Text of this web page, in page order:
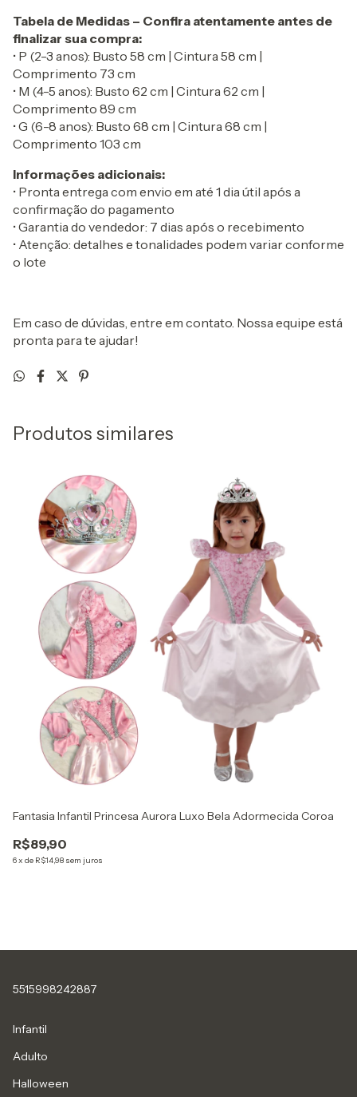
Tabela de Medidas – Confira atentamente antes de
finalizar sua compra:
• P (2-3 anos): Busto 58 cm | Cintura 58 cm |
Comprimento 73 cm
• M (4-5 anos): Busto 62 cm | Cintura 62 cm |
Comprimento 89 cm
• G (6-8 anos): Busto 68 cm | Cintura 68 cm |
Comprimento 103 cm
Informações adicionais:
• Pronta entrega com envio em até 1 dia útil após a
confirmação do pagamento
• Garantia do vendedor: 7 dias após o recebimento
• Atenção: detalhes e tonalidades podem variar conforme
o lote
Em caso de dúvidas, entre em contato. Nossa equipe está
pronta para te ajudar!
Produtos similares
Fantasia Infantil Princesa Aurora Luxo Bela Adormecida Coroa
R$89,90
6x de R$14,98 sem juros
5515998242887
Infantil
Adulto
Halloween